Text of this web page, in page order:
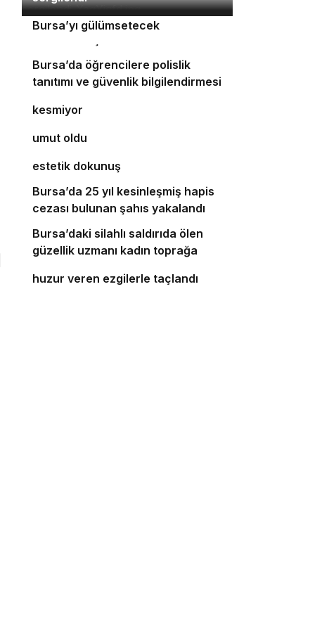
Orhaneli’nin turizm potansiyeli
Bursa’yı gülümsetecek
3
Bursa’da öğrencilere polislik
tanıtımı ve güvenlik bilgilendirmesi
5
kesmiyor
umut oldu
estetik dokunuş
8
Bursa’da 25 yıl kesinleşmiş hapis
cezası bulunan şahıs yakalandı
9
Bursa’daki silahlı saldırıda ölen
güzellik uzmanı kadın toprağa
10
‘Osmangazi Ramazan Sokağı’
huzur veren ezgilerle taçlandı